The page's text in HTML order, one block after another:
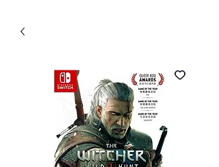
WECHAT 微信諮詢